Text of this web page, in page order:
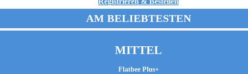
AM BELIEBTESTEN
MITTEL
Flatbee Plus+